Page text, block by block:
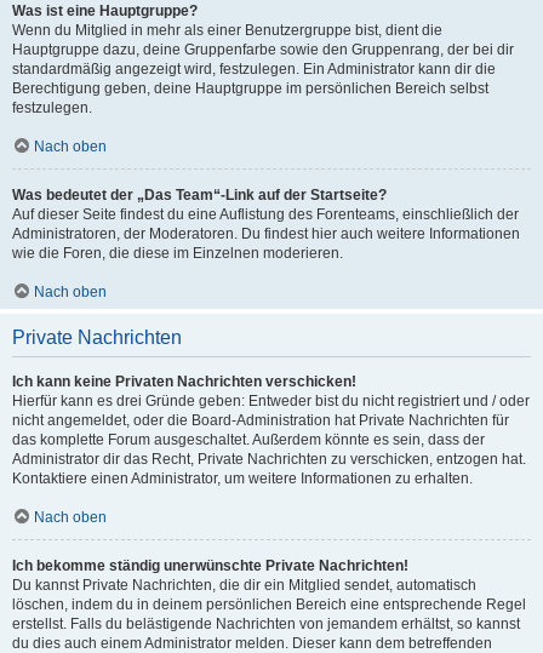
Was ist eine Hauptgruppe?
Wenn du Mitglied in mehr als einer Benutzergruppe bist, dient die
Hauptgruppe dazu, deine Gruppenfarbe sowie den Gruppenrang, der bei dir
standardmäßig angezeigt wird, festzulegen. Ein Administrator kann dir die
Berechtigung geben, deine Hauptgruppe im persönlichen Bereich selbst
festzulegen.
Nach oben
Was bedeutet der „Das Team“-Link auf der Startseite?
Auf dieser Seite findest du eine Auflistung des Forenteams, einschließlich der
Administratoren, der Moderatoren. Du findest hier auch weitere Informationen
wie die Foren, die diese im Einzelnen moderieren.
Nach oben
Private Nachrichten
Ich kann keine Privaten Nachrichten verschicken!
Hierfür kann es drei Gründe geben: Entweder bist du nicht registriert und / oder
nicht angemeldet, oder die Board-Administration hat Private Nachrichten für
das komplette Forum ausgeschaltet. Außerdem könnte es sein, dass der
Administrator dir das Recht, Private Nachrichten zu verschicken, entzogen hat.
Kontaktiere einen Administrator, um weitere Informationen zu erhalten.
Nach oben
Ich bekomme ständig unerwünschte Private Nachrichten!
Du kannst Private Nachrichten, die dir ein Mitglied sendet, automatisch
löschen, indem du in deinem persönlichen Bereich eine entsprechende Regel
erstellst. Falls du belästigende Nachrichten von jemandem erhältst, so kannst
du dies auch einem Administrator melden. Dieser kann dem betreffenden